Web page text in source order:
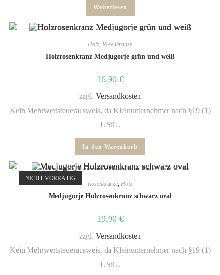
Weiterlesen
Holz, Rosenkränze
Holzrosenkranz Medjugorje grün und weiß
16,90 €
zzgl. Versandkosten
Kein Mehrwertsteuerausweis, da Kleinunternehmer nach §19 (1)
UStG.
In den Warenkorb
NICHT VORRÄTIG
Rosenkränze Holz
Medjugorje Holzrosenkranz schwarz oval
19,90 €
zzgl. Versandkosten
Kein Mehrwertsteuerausweis, da Kleinunternehmer nach §19 (1)
UStG.